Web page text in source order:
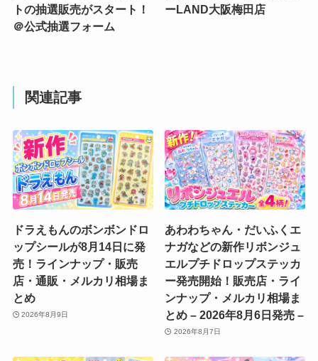
トの抽選販売がスタート！
＠公式抽選フォーム
ーLAND大阪梅田店
関連記事
ドラえもんのボンボンドロ
ップシールが8月14日に発
売！ラインナップ・販売
店・通販・メルカリ相場ま
とめ
2026年8月9日
あわわちゃん・だいふくエ
ナガなどの新作リボンジュ
エルプチドロップステッカ
ー発売開始！販売店・ライ
ンナップ・メルカリ相場ま
とめ – 2026年8月6日発売 –
2026年8月7日